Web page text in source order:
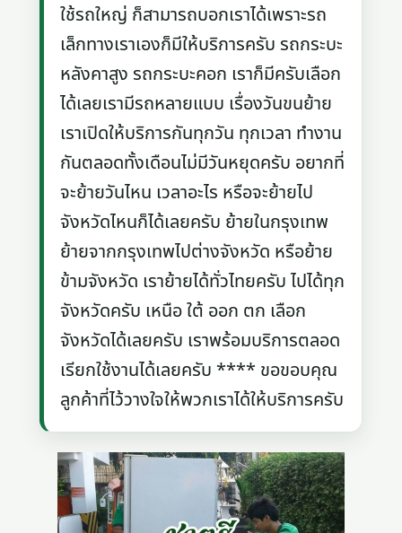
ใช้รถใหญ่ ก็สามารถบอกเราได้เพราะรถ
เล็กทางเราเองก็มีให้บริการครับ รถกระบะ
หลังคาสูง รถกระบะคอก เราก็มีครับเลือก
ได้เลยเรามีรถหลายแบบ เรื่องวันขนย้าย
เราเปิดให้บริการกันทุกวัน ทุกเวลา ทำงาน
กันตลอดทั้งเดือนไม่มีวันหยุดครับ อยากที่
จะย้ายวันไหน เวลาอะไร หรือจะย้ายไป
จังหวัดไหนก็ได้เลยครับ ย้ายในกรุงเทพ
ย้ายจากกรุงเทพไปต่างจังหวัด หรือย้าย
ข้ามจังหวัด เราย้ายได้ทั่วไทยครับ ไปได้ทุก
จังหวัดครับ เหนือ ใต้ ออก ตก เลือก
จังหวัดได้เลยครับ เราพร้อมบริการตลอด
เรียกใช้งานได้เลยครับ **** ขอขอบคุณ
ลูกค้าที่ไว้วางใจให้พวกเราได้ให้บริการครับ